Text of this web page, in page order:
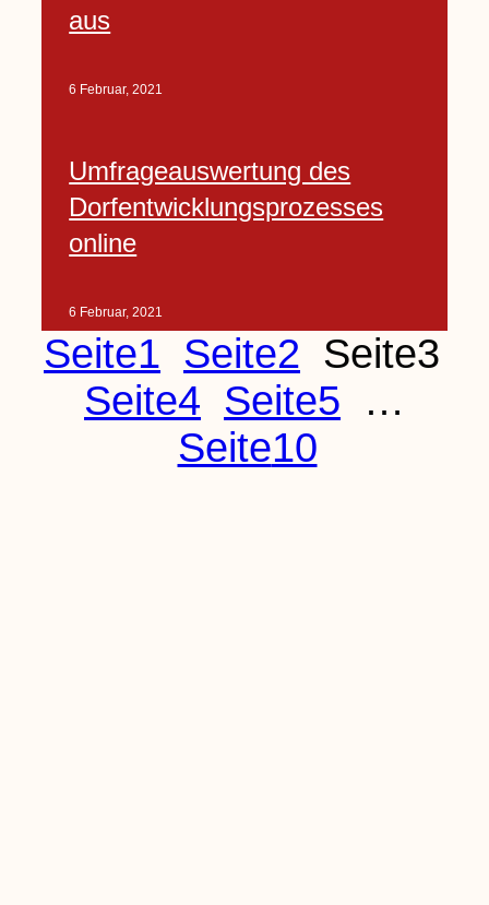
aus
6 Februar, 2021
Umfrageauswertung des
Dorfentwicklungsprozesses
online
6 Februar, 2021
Seite1 Seite2 Seite3
Seite4 Seite5
…
Seite10